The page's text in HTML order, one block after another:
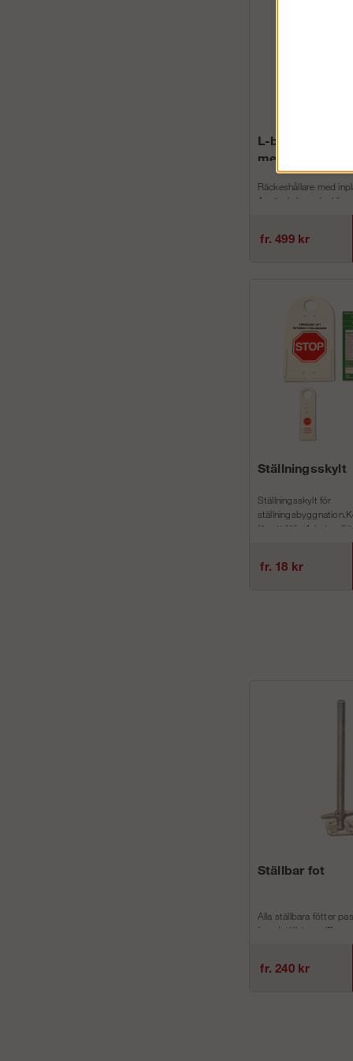
L-bom |
med
Räckeshållare med
Används
översta nivån på din
fr. 499 kr
Ställningsskylt
Ställningsskylt för
för att följa
regler AFS 2013:4Vi
fr. 18 kr
Ställbar fot
Alla ställbara fötter
fasadställningar (Ram,
fr. 240 kr